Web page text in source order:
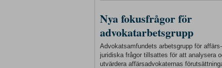
Nya fokusfrågor för
advokatarbetsgrupp
Advokatsamfundets arbetsgrupp för affärs-
juridiska frågor tillsattes för att analysera
utvärdera affärsadvokaternas